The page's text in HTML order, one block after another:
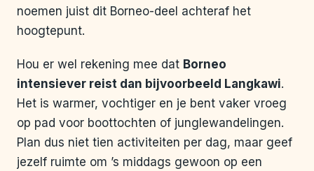
noemen juist dit Borneo-deel achteraf het
hoogtepunt.
Hou er wel rekening mee dat Borneo
intensiever reist dan bijvoorbeeld Langkawi.
Het is warmer, vochtiger en je bent vaker vroeg
op pad voor boottochten of junglewandelingen.
Plan dus niet tien activiteiten per dag, maar geef
jezelf ruimte om ’s middags gewoon op een